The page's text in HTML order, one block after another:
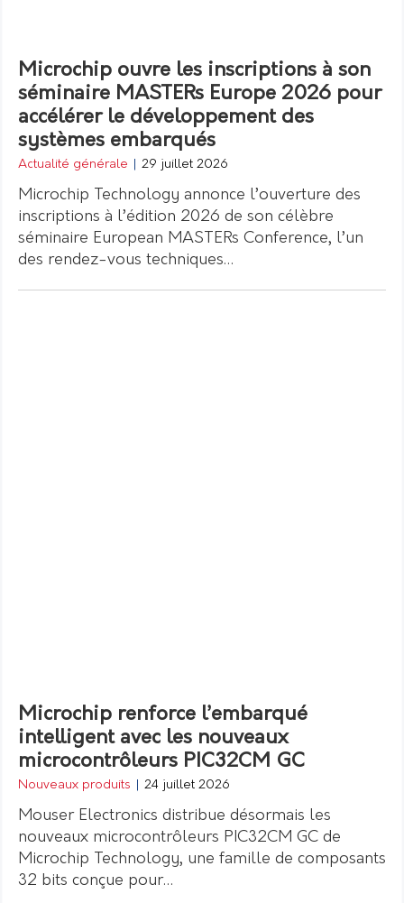
Microchip ouvre les inscriptions à son
séminaire MASTERs Europe 2026 pour
accélérer le développement des
systèmes embarqués
Actualité générale 29 juillet 2026
Microchip Technology annonce l’ouverture des
inscriptions à l’édition 2026 de son célèbre
séminaire European MASTERs Conference, l’un
des rendez-vous techniques…
Microchip renforce l’embarqué
intelligent avec les nouveaux
microcontrôleurs PIC32CM GC
Nouveaux produits 24 juillet 2026
Mouser Electronics distribue désormais les
nouveaux microcontrôleurs PIC32CM GC de
Microchip Technology, une famille de composants
32 bits conçue pour…